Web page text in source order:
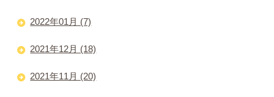
2022年01月 (7)
2021年12月 (18)
2021年11月 (20)